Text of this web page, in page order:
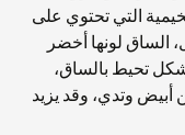
التي تحتوي على
الساق لونها أخضر
تحيط بالساق،
أبيض وتدي، وقد يزيد